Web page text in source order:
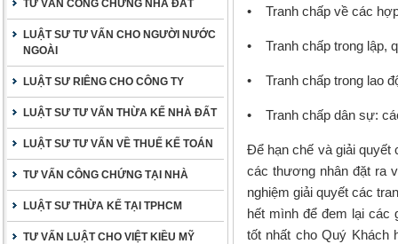
TƯ VẤN CÔNG CHỨNG NHÀ ĐẤT
LUẬT SƯ TƯ VẤN CHO NGƯỜI NƯỚC
NGOÀI
LUẬT SƯ RIÊNG CHO CÔNG TY
LUẬT SƯ TƯ VẤN THỪA KẾ NHÀ ĐẤT
LUẬT SƯ TƯ VẤN VỀ THUẾ KẾ TOÁN
TƯ VẤN CÔNG CHỨNG TẠI NHÀ
LUẬT SƯ THỪA KẾ TẠI TPHCM
TƯ VẤN LUẬT CHO VIỆT KIỀU MỸ
• Tranh chấp về các
• Tranh chấp trong lập,
• Tranh chấp trong lao
• Tranh chấp dân sự:
Để hạn chế và giải quyết
các thương nhân đặt ra
nghiệm giải quyết các
hết mình để đem lại các
tốt nhất cho Quý Khách